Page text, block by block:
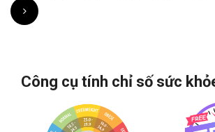
Công cụ tính chỉ số sức